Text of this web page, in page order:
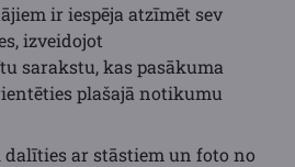
ir iespēja atzīmēt sev
izveidojot
sarakstu, kas pasākuma
plašajā notikumu
ar stāstiem un foto no